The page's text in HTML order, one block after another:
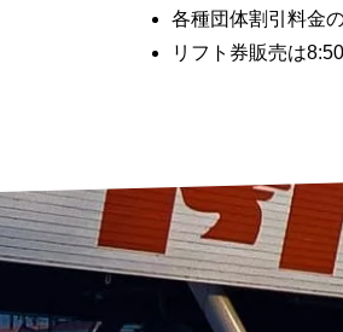
各種団体割引料金
リフト券販売は